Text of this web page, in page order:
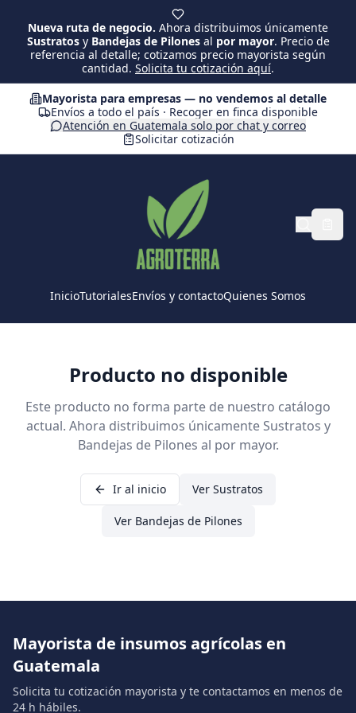
Nueva ruta de negocio. Ahora distribuimos únicamente
Sustratosy Bandejas de Pilonesal por mayor. Precio de
referencia al detalle; cotizamos precio mayorista según
cantidad. Solicita tu cotización aquí.
Mayorista para empresas — no vendemos al detalle
Envíos a todo el país · Recoger en finca disponible
Atención en Guatemala solo por chat y correo
Solicitar cotización
InicioTutorialesEnvíos y contactoQuienes Somos
Producto no disponible
Este producto no forma parte de nuestro catálogo
actual. Ahora distribuimos únicamente Sustratos y
Bandejas de Pilones al por mayor.
Ir al inicio Ver Sustratos
Ver Bandejas de Pilones
Mayorista de insumos agrícolas en
Guatemala
Solicita tu cotización mayorista y te contactamos en menos de
24 h hábiles.